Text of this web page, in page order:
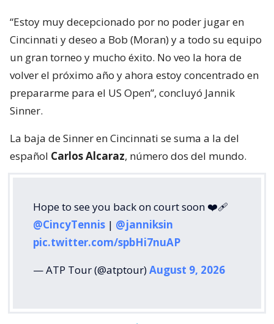
“Estoy muy decepcionado por no poder jugar en
Cincinnati y deseo a Bob (Moran) y a todo su equipo
un gran torneo y mucho éxito. No veo la hora de
volver el próximo año y ahora estoy concentrado en
prepararme para el US Open”, concluyó Jannik
Sinner.
La baja de Sinner en Cincinnati se suma a la del
español Carlos Alcaraz, número dos del mundo.
Hope to see you back on court soon ❤️‍🩹
@CincyTennis | @janniksin
pic.twitter.com/spbHi7nuAP
— ATP Tour (@atptour)August 9, 2026